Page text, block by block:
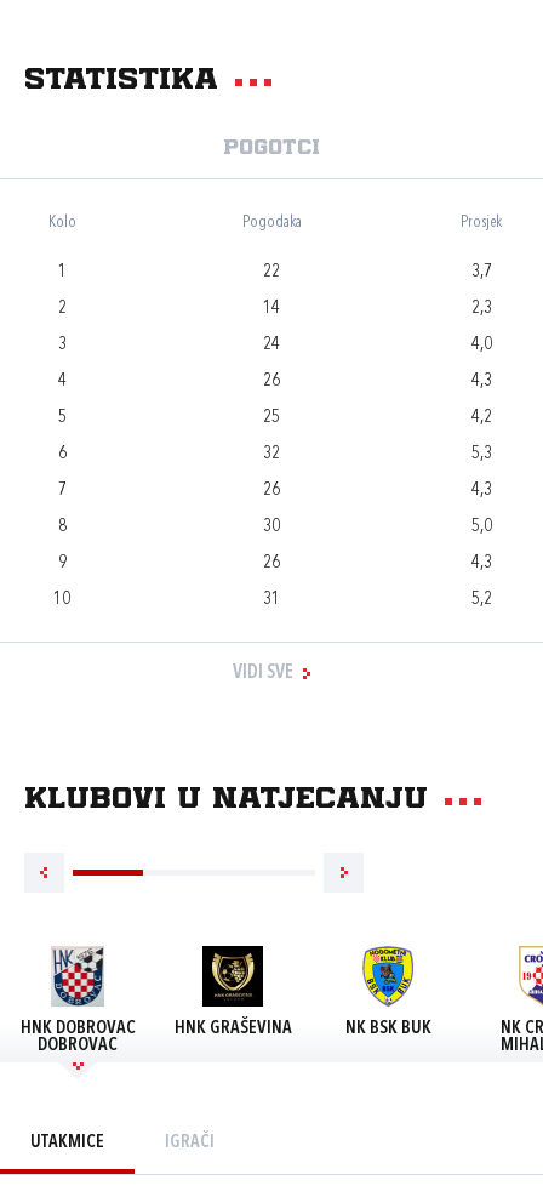
Statistika
Pogotci
Kolo Pogodaka Prosjek
1 22
3,7
2
14
2,3
3
24
4,0
4
26
4,3
5
25
4,2
6
32
5,3
7
26
4,3
8
30
5,0
9
26
4,3
10
31 5,2
VIDI SVE
Klubovi u natjecanju
HNK DOBROVAC
DOBROVAC
HNK GRAŠEVINA NK BSK BUK
NK
UTAKMICE IGRAČI